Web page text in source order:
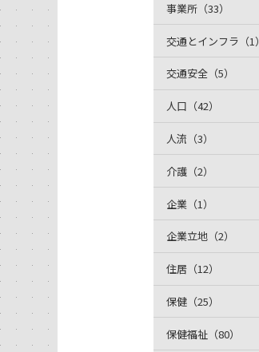
事業所（33）
交通とインフラ（1）
交通安全（5）
人口（42）
人流（3）
介護（2）
企業（1）
企業立地（2）
住居（12）
保健（25）
保健福祉（80）